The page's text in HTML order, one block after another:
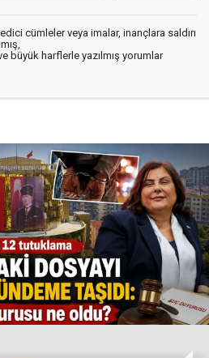
cümleler veya imalar, inançlara saldırı
büyük harflerle yazılmış yorumlar